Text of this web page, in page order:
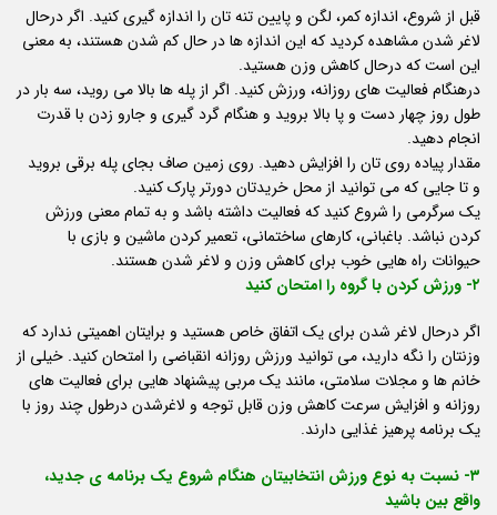
قبل از شروع، اندازه کمر، لگن و پایین تنه تان را اندازه گیری کنید. اگر درحال
لاغر شدن مشاهده کردید که این اندازه ها در حال کم شدن هستند، به معنی
این است که درحال کاهش وزن هستید.
درهنگام فعالیت های روزانه، ورزش کنید. اگر از پله ها بالا می روید، سه بار در
طول روز چهار دست و پا بالا بروید و هنگام گرد گیری و جارو زدن با قدرت
انجام دهید.
مقدار پیاده روی تان را افزایش دهید. روی زمین صاف بجای پله برقی بروید
و تا جایی که می توانید از محل خریدتان دورتر پارک کنید.
یک سرگرمی را شروع کنید که فعالیت داشته باشد و به تمام معنی ورزش
کردن نباشد. باغبانی، کارهای ساختمانی، تعمیر کردن ماشین و بازی با
حیوانات راه هایی خوب برای کاهش وزن و لاغر شدن هستند.
۲- ورزش کردن با گروه را امتحان کنید
اگر درحال لاغر شدن برای یک اتفاق خاص هستید و برایتان اهمیتی ندارد که
وزنتان را نگه دارید، می توانید ورزش روزانه انقباضی را امتحان کنید. خیلی از
خانم ها و مجلات سلامتی، مانند یک مربی پیشنهاد هایی برای فعالیت های
روزانه و افزایش سرعت کاهش وزن قابل توجه و لاغرشدن درطول چند روز با
یک برنامه پرهیز غذایی دارند.
۳- نسبت به نوع ورزش انتخابیتان هنگام شروع یک برنامه ی جدید،
واقع بین باشید